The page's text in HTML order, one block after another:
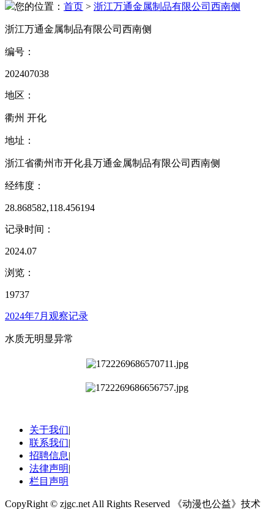
您的位置： 首页 > 浙江万通金属制品有限公司西南侧
浙江万通金属制品有限公司西南侧
编号：
202407038
地区：
衢州 开化
地址：
浙江省衢州市开化县万通金属制品有限公司西南侧
经纬度：
28.868582,118.456194
记录时间：
2024.07
浏览：
19737
2024年7月观察记录
水质无明显异常
关于我们|
联系我们|
招聘信息|
法律声明|
栏目声明
CopyRight © zjgc.net All Rights Reserved 《动漫也公益》技术